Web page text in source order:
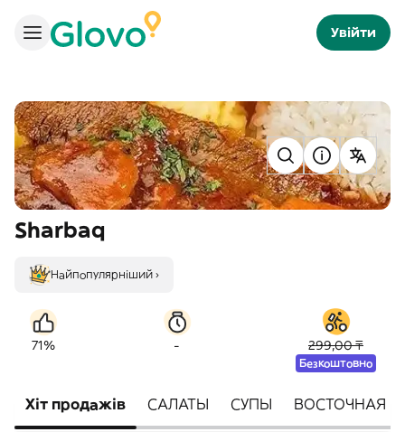
Увійти
Sharbaq
Найпопулярніший ›
71% - 299,00 ₸
Безкоштовно
Хіт продажів САЛАТЫ СУПЫ ВОСТОЧНАЯ